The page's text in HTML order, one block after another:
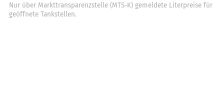
Nur über Markttransparenzstelle (MTS-K) gemeldete Literpreise für
geöffnete Tankstellen.